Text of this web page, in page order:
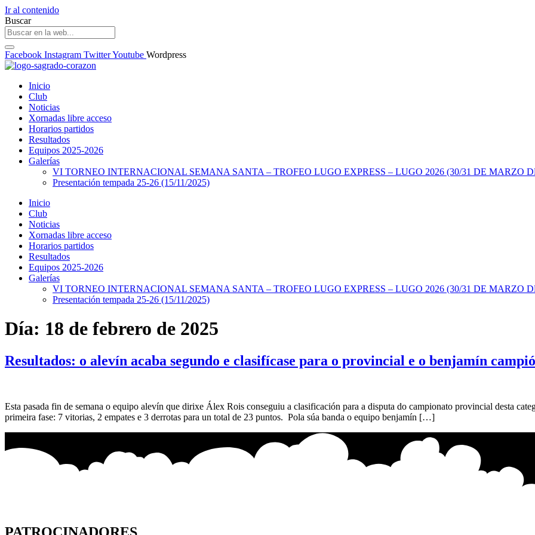
Ir al contenido
Buscar
Facebook Instagram TwitterYoutube Wordpress
Inicio
Club
Noticias
Xornadas libre acceso
Horarios partidos
Resultados
Equipos 2025-2026
Galerías
VI TORNEO INTERNACIONAL SEMANA SANTA – TROFEO LUGO EXPRESS – LUGO 2026 (30/31 DE MARZO
Presentación tempada 25-26 (15/11/2025)
Inicio
Club
Noticias
Xornadas libre acceso
Horarios partidos
Resultados
Equipos 2025-2026
Galerías
VI TORNEO INTERNACIONAL SEMANA SANTA – TROFEO LUGO EXPRESS – LUGO 2026 (30/31 DE MARZO
Presentación tempada 25-26 (15/11/2025)
Día: 18 de febrero de 2025
Resultados: o alevín acaba segundo e clasifícase para o provincial e o benjamín
Esta pasada fin de semana o equipo alevín que dirixe Álex Rois conseguiu a clasificación para a disputa do campionato provincial desta
primeira fase: 7 vitorias, 2 empates e 3 derrotas para un total de 23 puntos. Pola súa banda o equipo benjamín […]